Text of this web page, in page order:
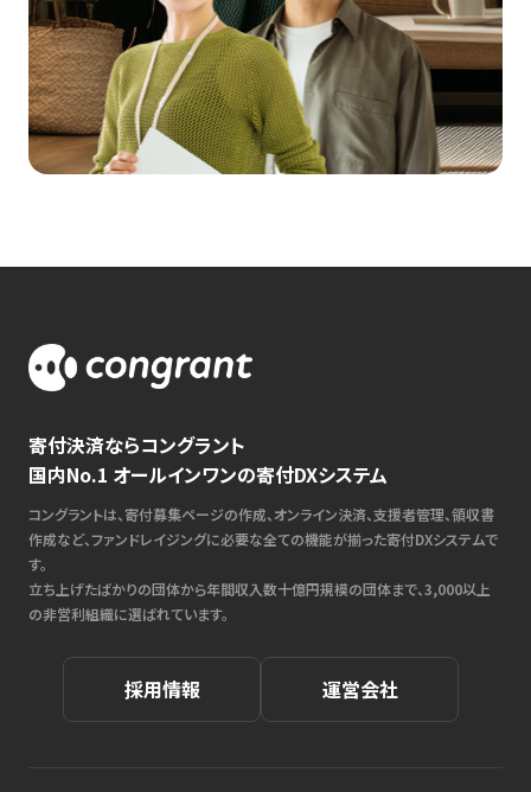
寄付決済ならコングラント
国内No.1 オールインワンの寄付DXシステム
コングラントは、寄付募集ページの作成、オンライン決済、支援者管理、領収書
作成など、ファンドレイジングに必要な全ての機能が揃った寄付DXシステムで
す。
立ち上げたばかりの団体から年間収入数十億円規模の団体まで、3,000以上
の非営利組織に選ばれています。
採用情報 運営会社